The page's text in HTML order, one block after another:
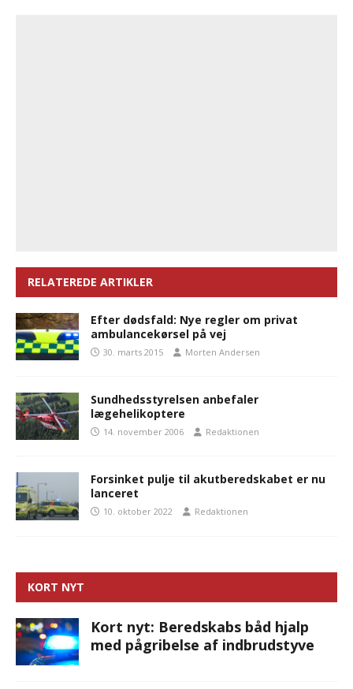
RELATEREDE ARTIKLER
Efter dødsfald: Nye regler om privat
ambulancekørsel på vej
30. marts 2015 Morten Andersen
Sundhedsstyrelsen anbefaler
lægehelikoptere
14. november 2006 Redaktionen
Forsinket pulje til akutberedskabet er nu
lanceret
10. oktober 2022 Redaktionen
KORT NYT
Kort nyt: Beredskabs båd hjalp
med pågribelse af indbrudstyve